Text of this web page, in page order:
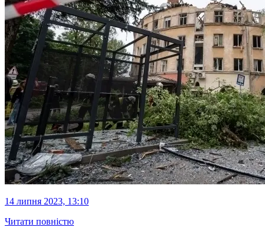
14 липня 2023, 13:10
Читати повністю